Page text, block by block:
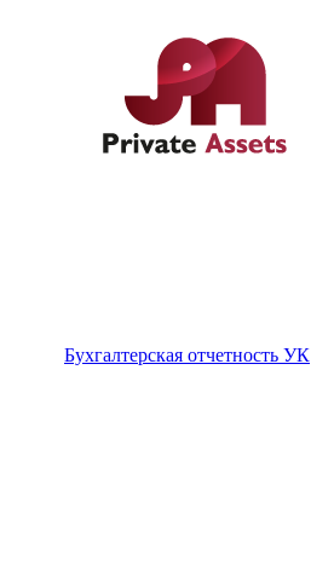
Бухгалтерская отчетность УК